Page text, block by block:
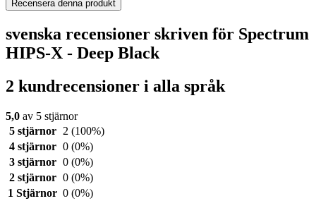
Recensera denna produkt
svenska recensioner skriven för Spectrum
HIPS-X - Deep Black
2 kundrecensioner i alla språk
5,0 av 5 stjärnor
5 stjärnor
2 (100%)
4 stjärnor 0 (0%)
3 stjärnor 0 (0%)
2 stjärnor 0 (0%)
1 Stjärnor 0 (0%)